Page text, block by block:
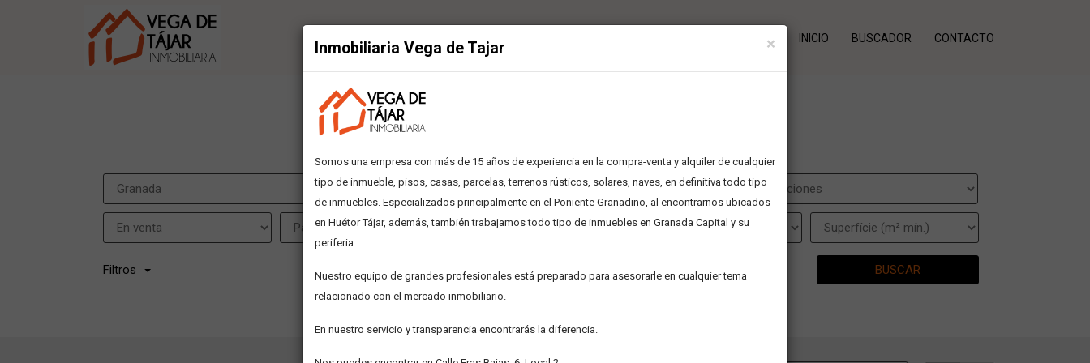
INICIO BUSCADOR CONTACTO
INMUEBLES EN VENTA EN HUÉTOR TÁJAR
Precio
Filtros BUSCAR
×
Inmobiliaria Vega de Tajar
Somos una empresa con más de 15 años de experiencia en la compra-venta y alquiler de cualquier
tipo de inmueble, pisos, casas, parcelas, terrenos rústicos, solares, naves, en definitiva todo tipo
de inmuebles. Especializados principalmente en el Poniente Granadino, al encontrarnos ubicados
en Huétor Tájar, además, también trabajamos todo tipo de inmuebles en Granada Capital y su
periferia.
Nuestro equipo de grandes profesionales está preparado para asesorarle en cualquier tema
relacionado con el mercado inmobiliario.
En nuestro servicio y transparencia encontrarás la diferencia.